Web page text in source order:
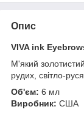
Опис
VIVA ink
М'який
рудих, світло-
Об'єм: 6 мл
Виробник: США